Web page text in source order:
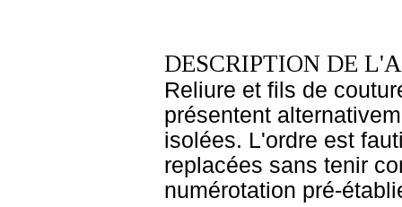
DESCRIPTION DE
Reliure et fils de
présentent
isolées. L'ordre est
replacées sans tenir
numérotation pré-